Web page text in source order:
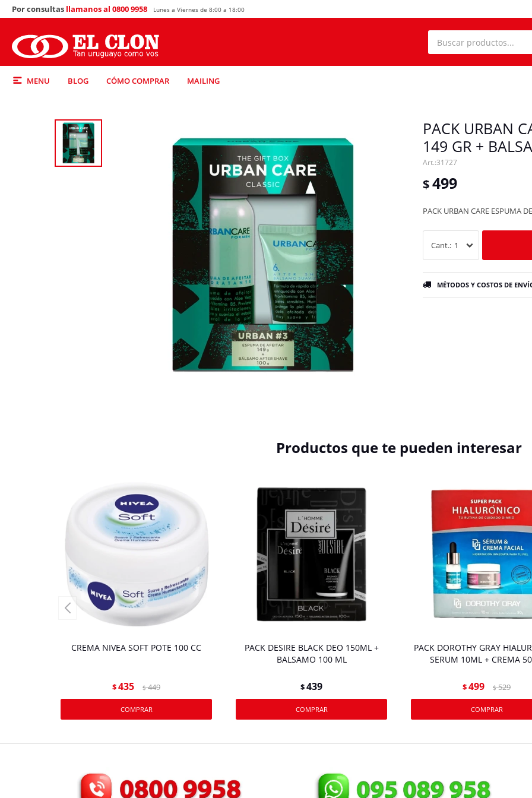
MENU BLOG CÓMO COMPRAR MAILING
Por consultas llamanos al 0800 9958 Lunes a Viernes de 8:00 a 18:00
PACK URBAN
149 GR +
31727
$499
PACK URBAN CARE ESPUMA
1
MÉTODOS Y COSTOS DE
Productos que te pueden interesar
CREMA NIVEA SOFT POTE 100 CC
$435 $ 449
PACK DESIRE BLACK DEO 150ML +
BALSAMO 100 ML
$439
PACK DOROTHY GRAY
SERUM 10ML + CREMA
$499 $ 529